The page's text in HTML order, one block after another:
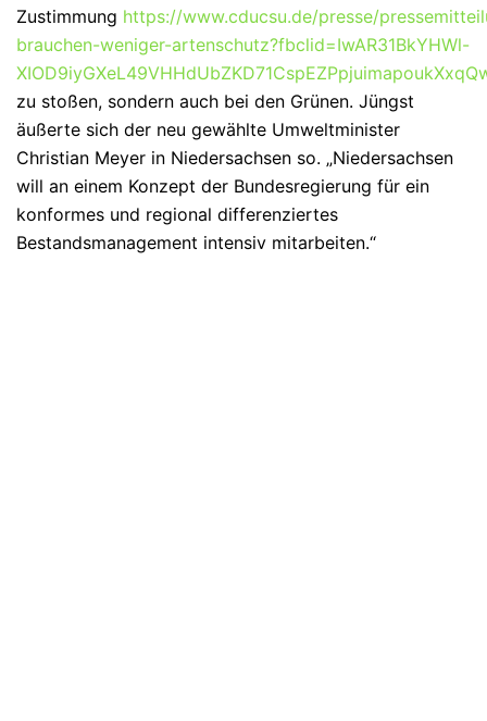
Zustimmung https://www.cducsu.de/presse/
brauchen-weniger-artenschutz?fbclid=IwAR31BkYHWl-
zu stoßen, sondern auch bei den Grünen. Jüngst
äußerte sich der neu gewählte Umweltminister
Christian Meyer in Niedersachsen so. „Niedersachsen
will an einem Konzept der Bundesregierung für ein
konformes und regional differenziertes
Bestandsmanagement intensiv mitarbeiten.“